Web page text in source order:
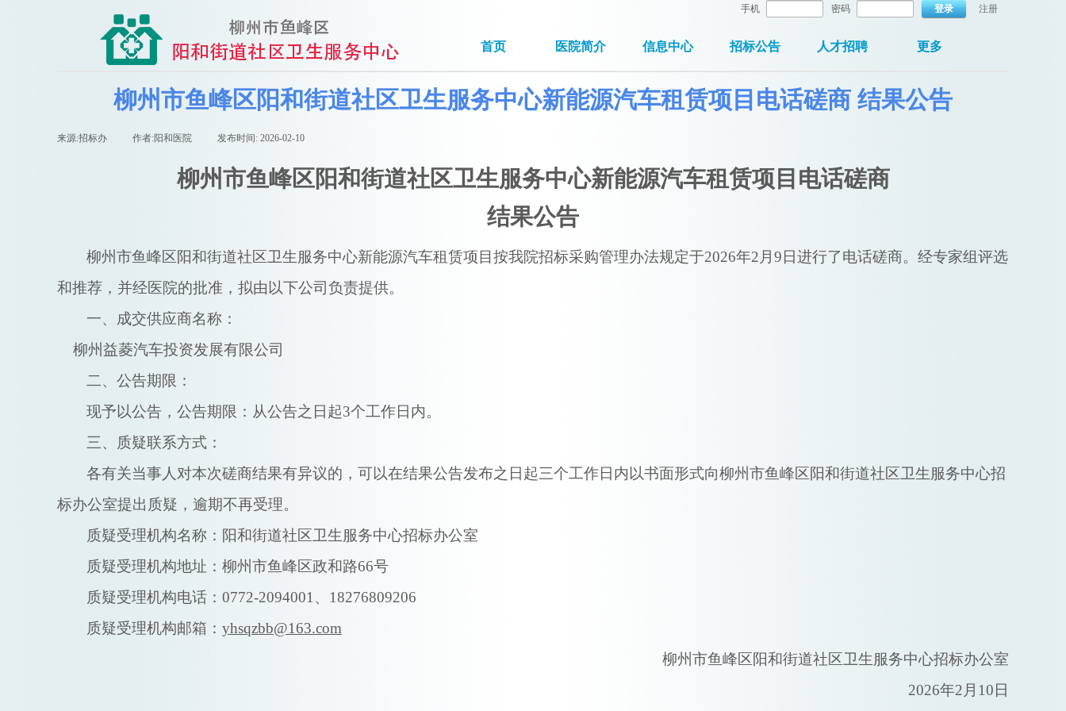
手机 密码 登录 注册
首页 医院简介 信息中心 招标公告 人才招聘 更多
柳州市鱼峰区阳和街道社区卫生服务中心新能源汽车租赁项目电话磋商 结果公告
来源:招标办 作者:阳和医院 发布时间: 2026-02-10
柳州市鱼峰区阳和街道社区卫生服务中心新能源汽车租赁项目 电话磋商
结果公告
柳州市鱼峰区阳和街道社区卫生服务中心新能源汽车租赁项目 按我院招标采购管理办法规定于2026年2 月 9 日进行了电话磋商。经专家组评选
和推荐，并经医院的批准，拟由以下公司负责提供。
一、 成交供应商名称：
柳州益菱汽车投资发展有限公司
二、公告期限：
现予以公告，公告期限：从公告之日起3个工作日内。
三、质疑联系方式：
各有关当事人对本次磋商结果有异议的，可以在结果公告发布之日起三个工作日内以书面形式向柳州市鱼峰区阳和街道社区卫生服务中心招
标办公室提出质疑，逾期不再受理。
质疑受理机构名称： 阳和街道社区卫生服务中心招标办公室
质疑受理机构地址：柳州市鱼峰区政和路66号
质疑受理机构电话： 0772-2094001、18276809206
质疑受理机构邮箱： yhsqzbb@163.com
柳州市鱼峰区阳和街道社区卫生服务中心招标办公室
2026年2月10日